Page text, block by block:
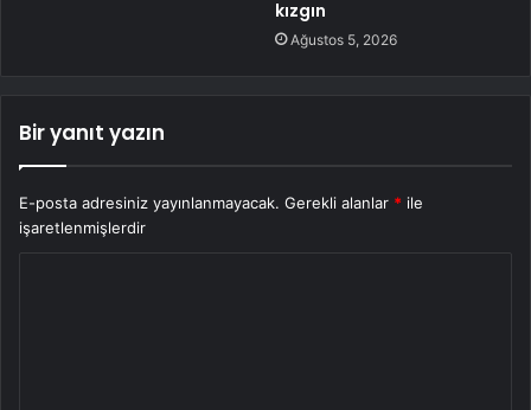
kızgın
Ağustos 5, 2026
Bir yanıt yazın
E-posta adresiniz yayınlanmayacak. Gerekli alanlar * ile
işaretlenmişlerdir